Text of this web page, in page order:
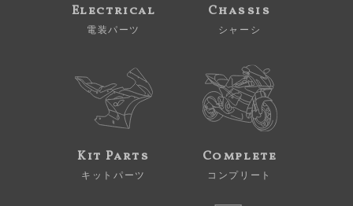
Electrical
電装パーツ
Chassis
シャーシ
Kit Parts
キットパーツ
Complete
コンプリート